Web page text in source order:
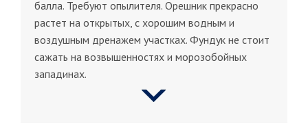
балла. Требуют опылителя. Орешник прекрасно
растет на открытых, с хорошим водным и
воздушным дренажем участках. Фундук не стоит
сажать на возвышенностях и морозобойных
западинах.